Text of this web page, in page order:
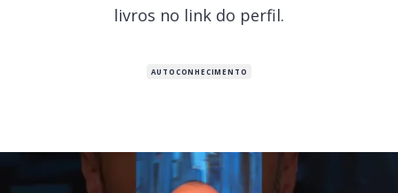
livros no link do perfil.
AUTOCONHECIMENTO